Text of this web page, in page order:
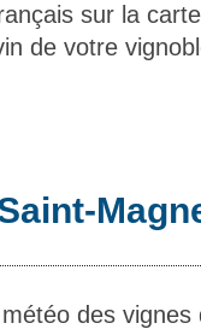
sur la
de votre
des